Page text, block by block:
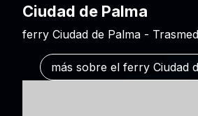
Ciudad de Palma
ferry Ciudad de Palma - Trasmed
más sobre el ferry Ciudad